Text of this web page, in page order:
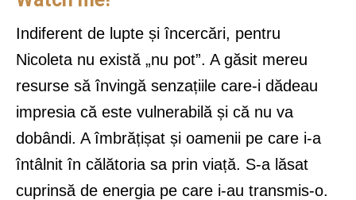
Indiferent de lupte și încercări, pentru
Nicoleta nu există „nu pot”. A găsit mereu
resurse să învingă senzațiile care-i dădeau
impresia că este vulnerabilă și că nu va
dobândi. A îmbrățișat și oamenii pe care i-a
întâlnit în călătoria sa prin viață. S-a lăsat
cuprinsă de energia pe care i-au transmis-o.